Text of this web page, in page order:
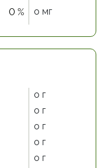
0 % 0 мг
0 г
0 г
0 г
0 г
0 г